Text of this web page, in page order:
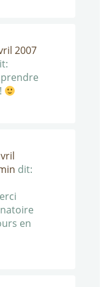
2007
dit:
en